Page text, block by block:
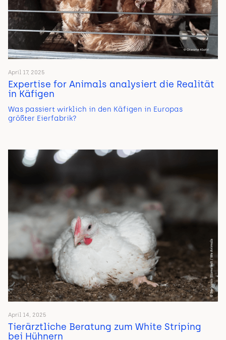
April 17, 2025
Expertise for Animals analysiert die Realität
in Käfigen
Was passiert wirklich in den Käfigen in Europas
größter Eierfabrik?
April 14, 2025
Tierärztliche Beratung zum White Striping
bei Hühnern